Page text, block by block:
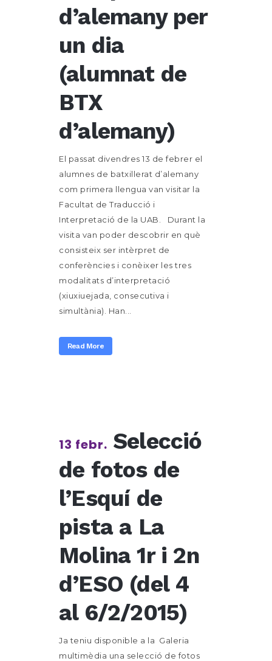
d’alemany per
un dia
(alumnat de
BTX
d’alemany)
El passat divendres 13 de febrer el
alumnes de batxillerat d’alemany
com primera llengua van visitar la
Facultat de Traducció i
Interpretació de la UAB. Durant la
visita van poder descobrir en què
consisteix ser intèrpret de
conferències i conèixer les tres
modalitats d’interpretació
(xiuxiuejada, consecutiva i
simultània). Han...
Read More
13 febr. Selecció
de fotos de
l’Esquí de
pista a La
Molina 1r i 2n
d’ESO (del 4
al 6/2/2015)
Ja teniu disponible a la Galeria
multimèdia una selecció de fotos